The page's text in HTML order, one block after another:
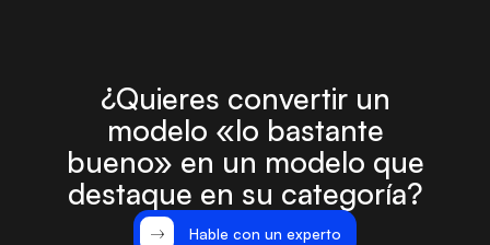
¿Quieres convertir un
modelo «lo bastante
bueno» en un modelo que
destaque en su categoría?
Hable con un experto